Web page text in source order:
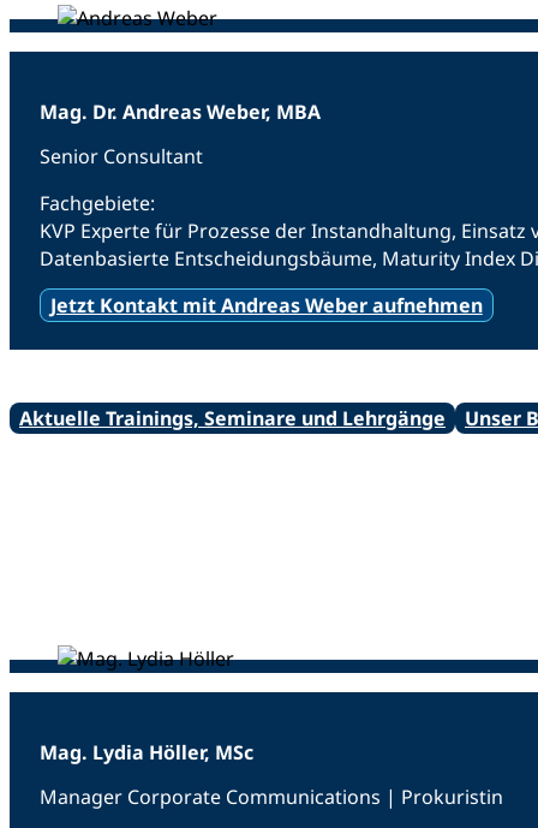
Mag. Dr. Andreas Weber, MBA
Senior Consultant
Fachgebiete:
KVP Experte für Prozesse der Instandhaltung,
Datenbasierte Entscheidungsbäume, Maturity Index
Jetzt Kontakt mit Andreas Weber aufnehmen
Aktuelle Trainings, Seminare und Lehrgänge Unser
Mag. Lydia Höller, MSc
Manager Corporate Communications | Prokuristin